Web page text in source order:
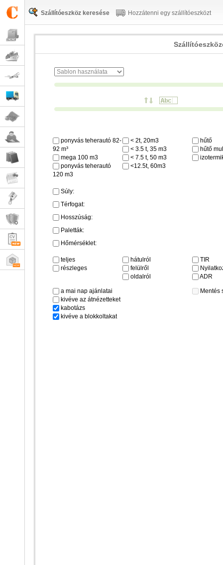
Szállítóeszköz keresése Hozzátenni egy szállítóeszközt
ponyvás teherautó 82-
92 m³
mega 100 m3
ponyvás teherautó
120 m3
< 2t, 20m3
< 3.5 t, 35 m3
< 7.5 t, 50 m3
<12.5t, 60m3
hűtő
hűtő
Súly:
Térfogat:
Hosszúság:
Paletták:
Hőmérséklet:
teljes
részleges
hátulról
felülről
oldalról
TIR
ADR
a mai nap ajánlatai
kivéve az átnézetteket
kabotázs
kivéve a blokkoltakat
Mentés